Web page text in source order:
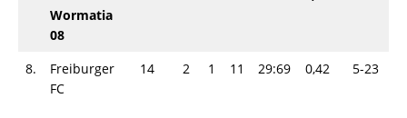
Wormatia
08
8.
Freiburger
FC
14 2 1 11 29:69 0,42 5-23